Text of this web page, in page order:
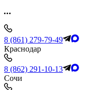
8 (861) 279-79-49
Краснодар
8 (862) 291-10-13
Сочи